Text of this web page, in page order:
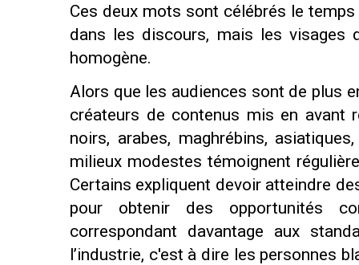
Ces deux mots sont célébrés le
dans les discours, mais les visages
homogène.
Alors que les audiences sont de plus
créateurs de contenus mis en avant
noirs, arabes, maghrébins,
milieux modestes témoignent
Certains expliquent devoir atteindre
pour obtenir des opportunités
correspondant davantage aux
l’industrie, c'est à dire les personnes